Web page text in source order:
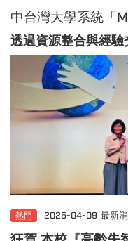
中台灣大學系統「
透過資源整合與經
熱門 2025-04-09 最新